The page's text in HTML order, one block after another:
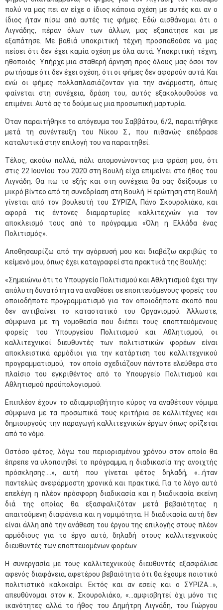
πολύ να μας πει αν είχε ο ίδιος κάποια σχέση με αυτές και αν ο
ίδιος ήταν πίσω από αυτές τις φήμες. Εδώ αισθάνομαι ότι ο
Λιγνάδης, πέραν όλων των άλλων, μας εξαπάτησε και με
εξαπάτησε. Με βαθιά υποκριτική τέχνη προσπαθούσε να μας
πείσει ότι δεν έχει καμία σχέση με όλα αυτά. Υποκριτική τέχνη,
ηθοποιός. Υπήρχε μια σταθερή άρνηση προς όλους μας όσοι τον
ρωτήσαμε ότι δεν έχει σχέση, ότι οι φήμες δεν αφορούν αυτά. Και
ενώ οι φήμες πολλαπλασιάζονταν για την ανάρμοστη, όπως
φαίνεται στη συνέχεια, δράση του, αυτός εξακολουθούσε να
επιμένει. Αυτό ας το δούμε ως μια προσωπική μαρτυρία.
Όταν παραιτήθηκε το απόγευμα του Σαββάτου, 6/2, παραιτήθηκε
μετά τη συνέντευξη του Νίκου Σ., που πιθανώς επέδρασε
καταλυτικά στην επιλογή του να παραιτηθεί.
Τέλος, ακούω πολλά, πάλι απομονώνοντας μια φράση μου, ότι
στις 22 Ιουνίου του 2020 στη Βουλή είχα επιμείνει στο ήθος του
Λιγνάδη. Θα πω το εξής και στη συνέχεια θα σας δείξουμε το
μικρό βίντεο από τη συνεδρίαση στη Βουλή. Η ερώτηση στη Βουλή
γίνεται από τον βουλευτή του ΣΥΡΙΖΑ, Πάνο Σκουρολιάκο, και
αφορά τις έντονες διαμαρτυρίες καλλιτεχνών για τον
αποκλεισμό τους από το πρόγραμμα «Όλη η Ελλάδα ένας
Πολιτισμός».
Αποθησαυρίζω από την αγόρευσή μου και διαβάζω ακριβώς το
κείμενό μου, όπως έχει καταγραφεί στα πρακτικά της Βουλής:
«Σημειώνω ότι το Υπουργείο Πολιτισμού και Αθλητισμού έχει την
απόλυτη δυνατότητα να αναθέσει σε εποπτευόμενους φορείς του
οποιοδήποτε προγραμματισμό για τον οποιοδήποτε σκοπό που
δεν αντιβαίνει το καταστατικό του Οργανισμού. Άλλωστε,
σύμφωνα με τη νομοθεσία που διέπει τους εποπτευόμενους
φορείς του Υπουργείου Πολιτισμού και Αθλητισμού, οι
καλλιτεχνικοί διευθυντές των πολιτιστικών φορέων είναι
αποκλειστικά αρμόδιοι για την κατάρτιση του καλλιτεχνικού
προγραμματισμού, τον οποίο σχεδιάζουν πάντοτε ελεύθερα στο
πλαίσιο του εγκριθέντος από το Υπουργείο Πολιτισμού και
Αθλητισμού προϋπολογισμού.
Επιπλέον έχουν το αδιαμφισβήτητο κύρος να αναθέτουν νόμιμα
σύμφωνα με τα προσωπικά τους κριτήρια σε καλλιτέχνες και
δημιουργούς την παραγωγή καλλιτεχνικών έργων όπως ορίζεται
από το νόμο.
Ωστόσο φέτος, λόγω του περιορισμένου χρόνου στον οποίο θα
έπρεπε να υλοποιηθεί το πρόγραμμα, η διαδικασία της ανοιχτής
πρόσκλησης....», αυτή που γίνεται φέτος δηλαδή, «...ήταν
παντελώς ανεφάρμοστη χρονικά και πρακτικά. Για το λόγο αυτό
επελέγη η πλέον πρόσφορη διαδικασία και η διαδικασία εκείνη
διά της οποίας θα εξασφαλιζόταν μετά βεβαιότητας η
απαιτούμενη διαφάνεια και η νομιμότητα. Η διαδικασία αυτή δεν
είναι άλλη από την ανάθεση του έργου της επιλογής στους πλέον
αρμόδιους για το έργο αυτό, δηλαδή στους καλλιτεχνικούς
διευθυντές των εποπτευομένων φορέων.
Η συνεργασία με τους καλλιτεχνικούς διευθυντές εξασφάλισε
αφενός διαφάνεια, αφετέρου βεβαιότητα ότι θα έχουμε ποιοτικό
πολιτιστικό καλοκαίρι. Εκτός και αν εσείς και ο ΣΥΡΙΖΑ...»,
απευθύνομαι στον κ. Σκουρολιάκο, «...αμφισβητεί όχι μόνο τις
ικανότητες αλλά το ήθος του Δημήτρη Λιγνάδη, του Γιώργου